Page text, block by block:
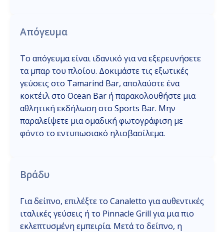
Απόγευμα
Το απόγευμα είναι ιδανικό για να εξερευνήσετε
τα μπαρ του πλοίου. Δοκιμάστε τις εξωτικές
γεύσεις στο Tamarind Bar, απολαύστε ένα
κοκτέιλ στο Ocean Bar ή παρακολουθήστε μια
αθλητική εκδήλωση στο Sports Bar. Μην
παραλείψετε μια ομαδική φωτογράφιση με
φόντο το εντυπωσιακό ηλιοβασίλεμα.
Βράδυ
Για δείπνο, επιλέξτε το Canaletto για αυθεντικές
ιταλικές γεύσεις ή το Pinnacle Grill για μια πιο
εκλεπτυσμένη εμπειρία. Μετά το δείπνο, η